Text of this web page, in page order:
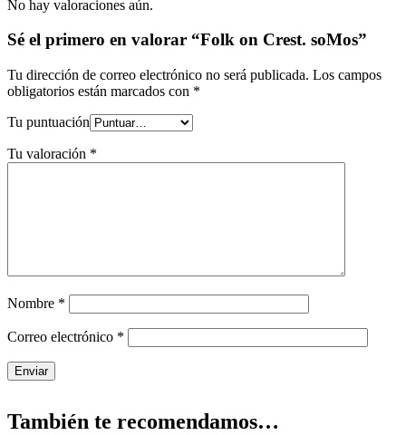
No hay valoraciones aún.
Sé el primero en valorar “Folk on Crest. soMos”
Tu dirección de correo electrónico no será publicada. Los campos
obligatorios están marcados con *
Tu puntuación
Tu valoración *
Nombre *
Correo electrónico *
También te recomendamos…